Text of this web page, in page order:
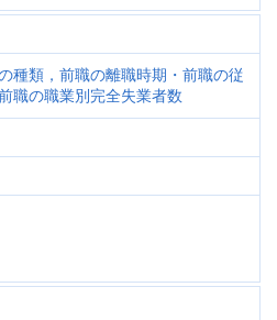
種類，前職の離職時期・前職の従
職の職業別完全失業者数